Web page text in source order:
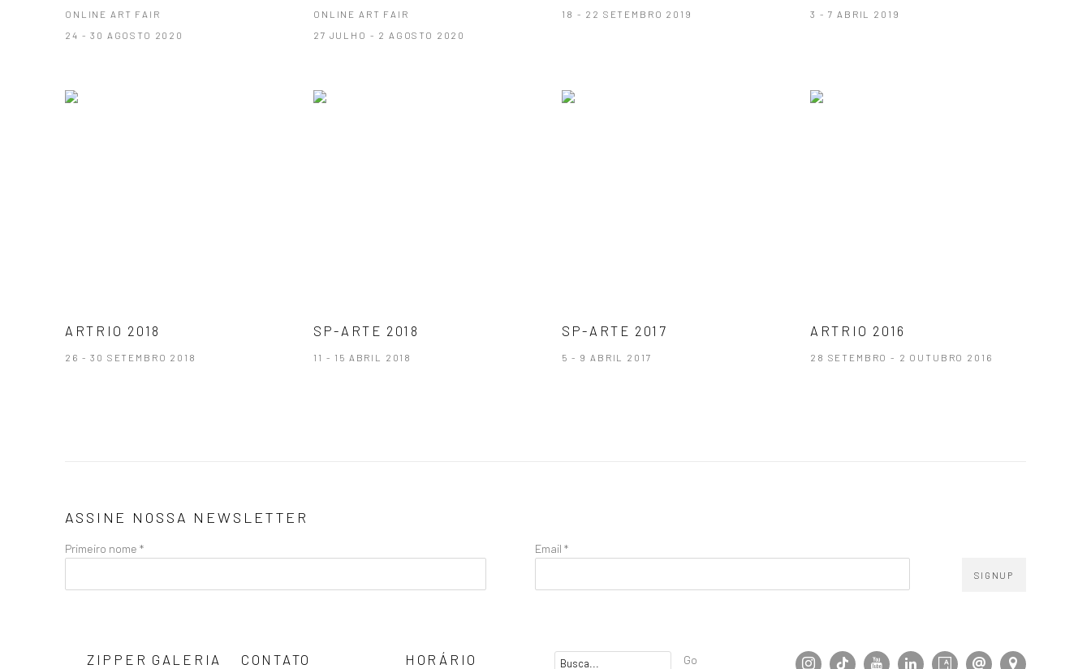
ONLINE ART FAIR
24 - 30 AGOSTO 2020
ONLINE ART FAIR
27 JULHO - 2 AGOSTO 2020
18 - 22 SETEMBRO 2019 3 - 7 ABRIL 2019
ARTRIO 2018
26 - 30 SETEMBRO 2018
SP-ARTE 2018
11 - 15 ABRIL 2018
SP-ARTE 2017
5 - 9 ABRIL 2017
ARTRIO 2016
28 SETEMBRO - 2 OUTUBRO 2016
ASSINE NOSSA NEWSLETTER
Primeiro nome * Email *
SIGNUP
ZIPPER GALERIA CONTATO HORÁRIO Go